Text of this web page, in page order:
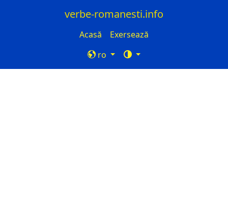
verbe-romanesti.info
Acasă
Exersează
ro